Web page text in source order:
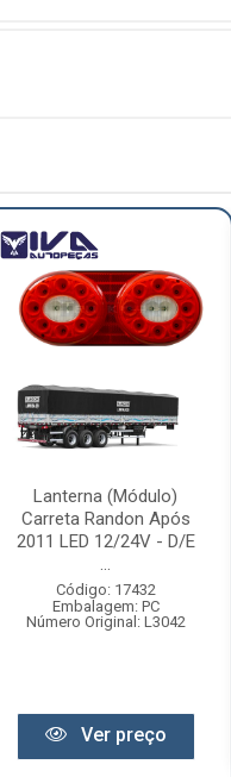
Lanterna (Módulo)
Carreta Randon Após
2011 LED 12/24V - D/E
...
Código: 17432
Embalagem: PC
Número Original: L3042
Ver preço